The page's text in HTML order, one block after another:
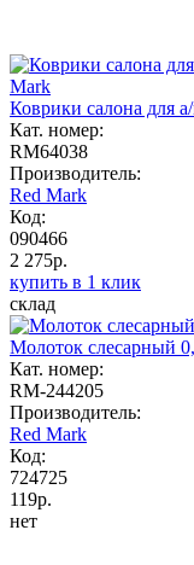
Коврики салона для
Кат. номер:
RM64038
Производитель:
Red Mark
Код:
090466
2 275р.
купить в 1 клик
склад
Молоток слесарный
Кат. номер:
RM-244205
Производитель:
Red Mark
Код:
724725
119р.
нет